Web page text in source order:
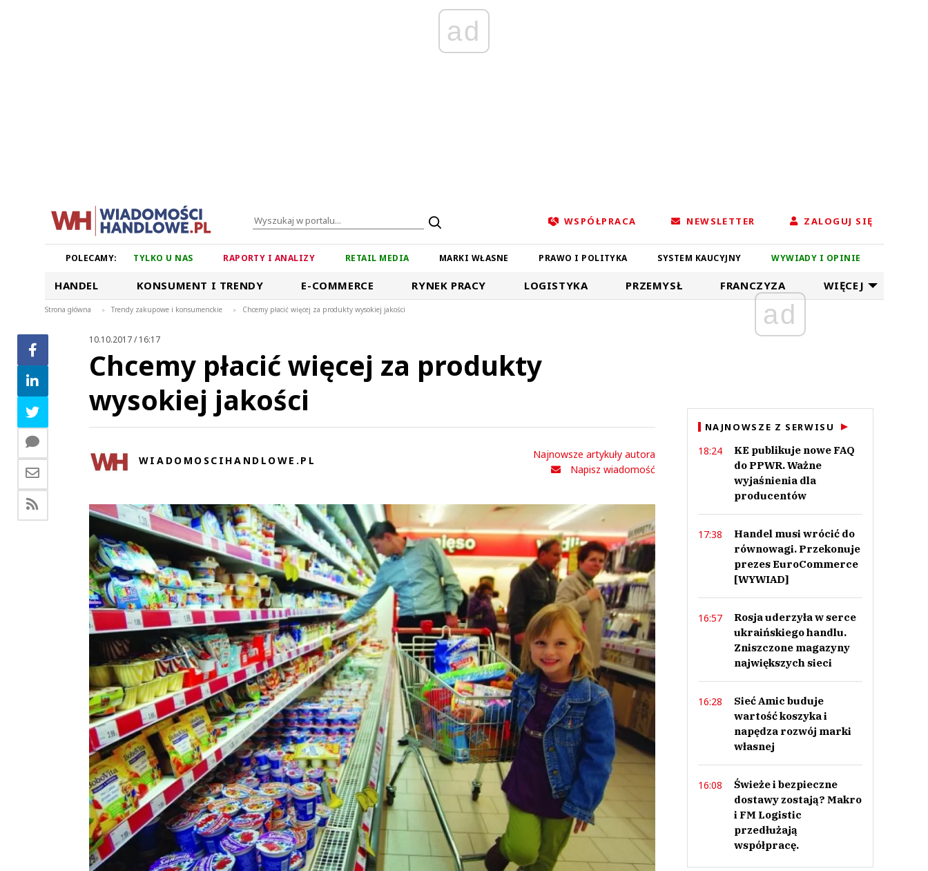
ad
WSPÓŁPRACA NEWSLETTER ZALOGUJ SIĘ
POLECAMY: TYLKO U NAS RAPORTY I ANALIZY RETAIL MEDIA MARKI WŁASNE PRAWO I POLITYKA SYSTEM KAUCYJNY WYWIADY I OPINIE
HANDEL KONSUMENT I TRENDY E-COMMERCE RYNEK PRACY LOGISTYKA PRZEMYSŁ FRANCZYZA WIĘCEJ
Strona główna > Trendy zakupowe i konsumenckie > Chcemy płacić więcej za produkty wysokiej jakości
10.10.2017 / 16:17
Chcemy płacić więcej za produkty
wysokiej jakości
WIADOMOSCIHANDLOWE.PL
Najnowsze artykuły autora
Napisz wiadomość
ad
NAJNOWSZE Z SERWISU
18:24
KE publikuje nowe FAQ
do PPWR. Ważne
wyjaśnienia dla
producentów
17:38
Handel musi wrócić do
równowagi. Przekonuje
prezes EuroCommerce
[WYWIAD]
16:57
Rosja uderzyła w serce
ukraińskiego handlu.
Zniszczone magazyny
największych sieci
16:28
Sieć Amic buduje
wartość koszyka i
napędza rozwój marki
własnej
16:08
Świeże i bezpieczne
dostawy zostają? Makro
i FM Logistic
przedłużają
współpracę.